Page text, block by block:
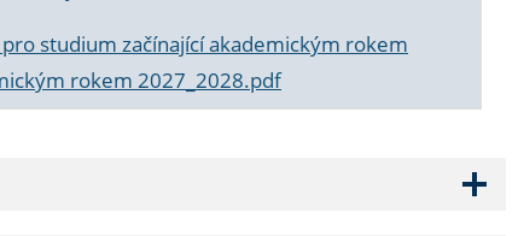
studium začínající akademickým rokem
rokem 2027_2028.pdf